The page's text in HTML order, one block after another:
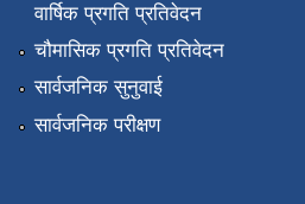
वार्षिक प्रगति प्रतिवेदन
चौमासिक प्रगति प्रतिवेदन
सार्वजनिक सुनुवाई
सार्वजनिक परीक्षण